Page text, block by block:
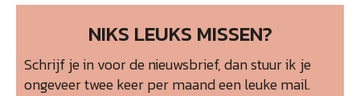
NIKS LEUKS MISSEN?
Schrijf je in voor de nieuwsbrief, dan stuur ik je
ongeveer twee keer per maand een leuke mail.